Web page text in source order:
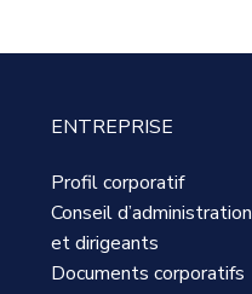
ENTREPRISE
Profil corporatif
Conseil d’administration
et dirigeants
Documents corporatifs